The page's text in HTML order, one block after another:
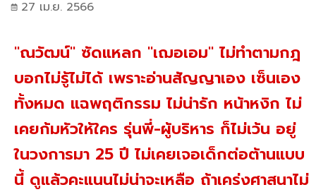
27 เม.ย. 2566
"ณวัฒน์" ซัดแหลก "เฌอเอม" ไม่ทำตามกฎ
บอกไม่รู้ไม่ได้ เพราะอ่านสัญญาเอง เซ็นเอง
ทั้งหมด แฉพฤติกรรม ไม่น่ารัก หน้าหงิก ไม่
เคยก้มหัวให้ใคร รุ่นพี่-ผู้บริหาร ก็ไม่เว้น อยู่
ในวงการมา 25 ปี ไม่เคยเจอเด็กต่อต้านแบบ
นี้ ดูแล้วคะแนนไม่น่าจะเหลือ ถ้าเคร่งศาสนาไม่